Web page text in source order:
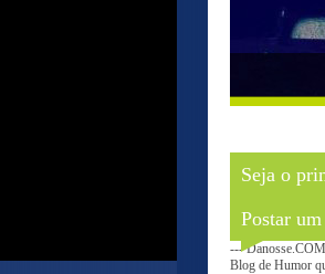
Seja o
Postar
---
Blog de Humor